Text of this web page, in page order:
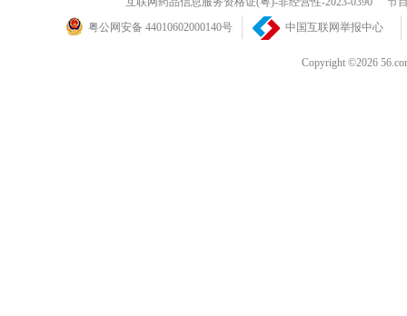
粤公网安备 44010602000140号
中国互联网举报中心
Copyright ©2026